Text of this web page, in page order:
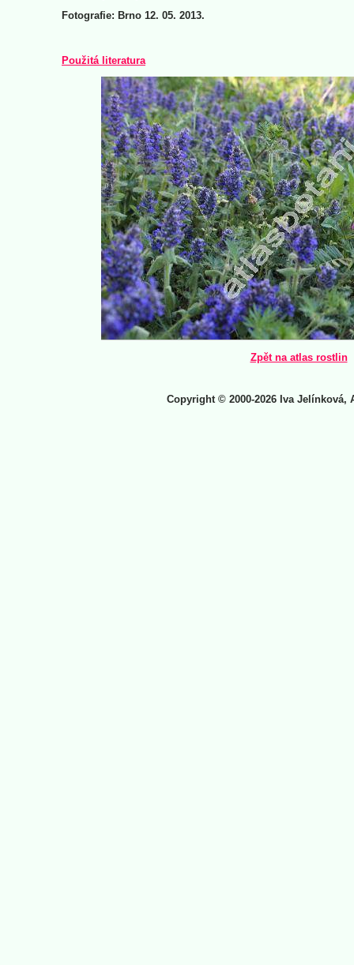
Fotografie: Brno 12. 05. 2013.
Použitá literatura
Zpět na atlas rostlin
Copyright © 2000-2026 Iva Jelínková,